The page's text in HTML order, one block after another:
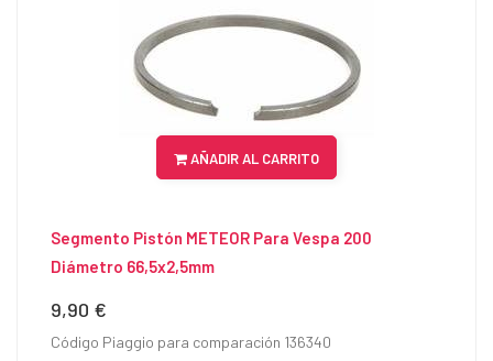
AÑADIR AL CARRITO
Segmento Pistón METEOR Para Vespa 200
Diámetro 66,5x2,5mm
Precio
9,90 €
Código Piaggio para comparación 136340